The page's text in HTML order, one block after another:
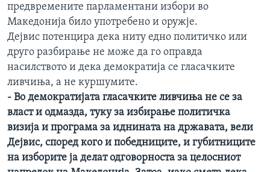
Јазици
предвремените парламентани избори во
Македонија било употребено и оружје.
Дејвис потенцира дека ниту едно политичко или
друго разбирање не може да го оправда
насилството и дека демократија се гласачките
ливчиња, а не куршумите.
- Во демократијата гласачките ливчиња не се за
власт и одмазда, туку за избирање политичка
визија и програма за иднината на државата, вели
Дејвис, според кого и победниците, и губитниците
на изборите ја делат одговорноста за целосниот